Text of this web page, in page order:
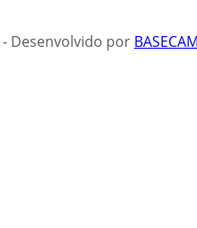
- Desenvolvido por